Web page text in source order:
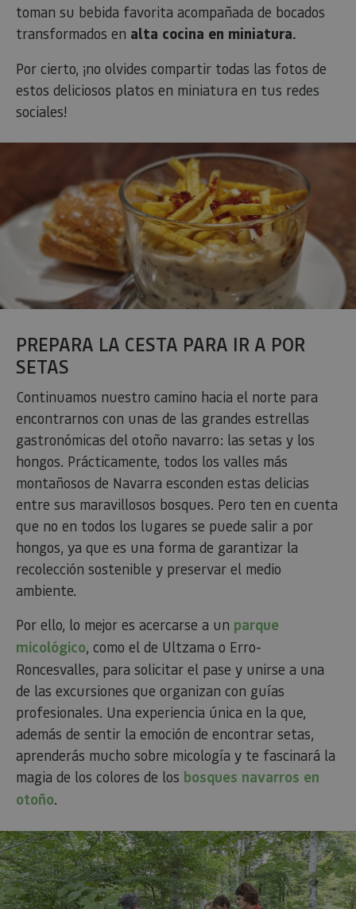
toman su bebida favorita acompañada de bocados
transformados en alta cocina en miniatura.
Por cierto, ¡no olvides compartir todas las fotos de
estos deliciosos platos en miniatura en tus redes
sociales!
PREPARA LA CESTA PARA IR A POR
SETAS
Continuamos nuestro camino hacia el norte para
encontrarnos con unas de las grandes estrellas
gastronómicas del otoño navarro: las setas y los
hongos. Prácticamente, todos los valles más
montañosos de Navarra esconden estas delicias
entre sus maravillosos bosques. Pero ten en cuenta
que no en todos los lugares se puede salir a por
hongos, ya que es una forma de garantizar la
recolección sostenible y preservar el medio
ambiente.
Por ello, lo mejor es acercarse a un parque
micológico, como el de Ultzama o Erro-
Roncesvalles, para solicitar el pase y unirse a una
de las excursiones que organizan con guías
profesionales. Una experiencia única en la que,
además de sentir la emoción de encontrar setas,
aprenderás mucho sobre micología y te fascinará la
magia de los colores de los bosques navarros en
otoño.